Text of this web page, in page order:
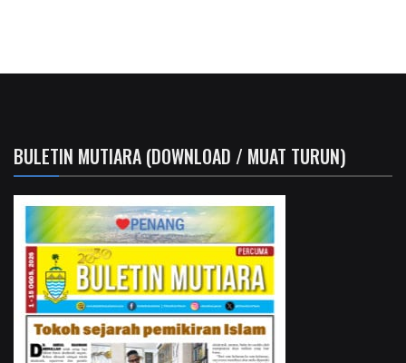
BULETIN MUTIARA (DOWNLOAD / MUAT TURUN)